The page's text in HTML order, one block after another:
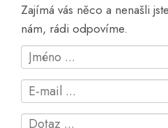
Zajímá vás něco a nenašli
nám, rádi odpovíme.